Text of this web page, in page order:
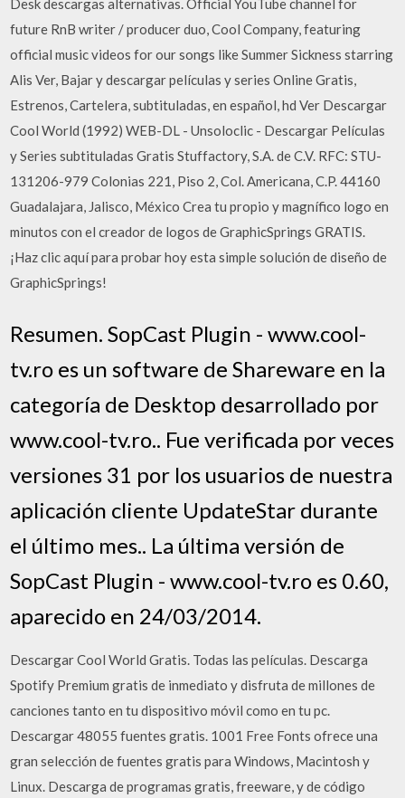
Desk descargas alternativas. Official YouTube channel for
future RnB writer / producer duo, Cool Company, featuring
official music videos for our songs like Summer Sickness starring
Alis Ver, Bajar y descargar películas y series Online Gratis,
Estrenos, Cartelera, subtituladas, en español, hd Ver Descargar
Cool World (1992) WEB-DL - Unsoloclic - Descargar Películas
y Series subtituladas Gratis Stuffactory, S.A. de C.V. RFC: STU-
131206-979 Colonias 221, Piso 2, Col. Americana, C.P. 44160
Guadalajara, Jalisco, México Crea tu propio y magnífico logo en
minutos con el creador de logos de GraphicSprings GRATIS.
¡Haz clic aquí para probar hoy esta simple solución de diseño de
GraphicSprings!
Resumen. SopCast Plugin - www.cool-
tv.ro es un software de Shareware en la
categoría de Desktop desarrollado por
www.cool-tv.ro.. Fue verificada por veces
versiones 31 por los usuarios de nuestra
aplicación cliente UpdateStar durante
el último mes.. La última versión de
SopCast Plugin - www.cool-tv.ro es 0.60,
aparecido en 24/03/2014.
Descargar Cool World Gratis. Todas las películas. Descarga
Spotify Premium gratis de inmediato y disfruta de millones de
canciones tanto en tu dispositivo móvil como en tu pc.
Descargar 48055 fuentes gratis. 1001 Free Fonts ofrece una
gran selección de fuentes gratis para Windows, Macintosh y
Linux. Descarga de programas gratis, freeware, y de código